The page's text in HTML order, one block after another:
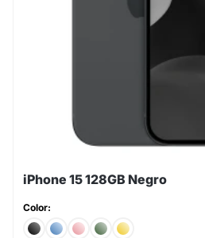
iPhone 15 128GB Negro
Color: